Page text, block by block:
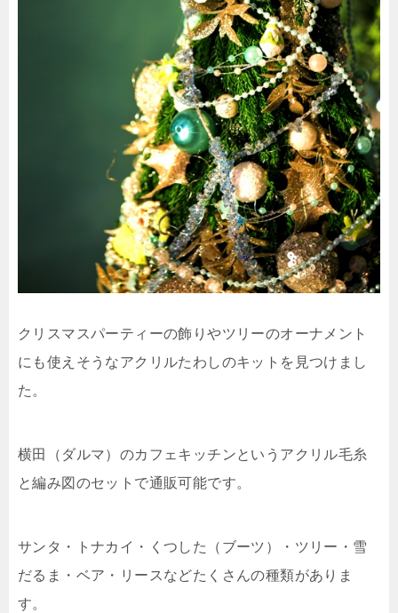
クリスマスパーティーの飾りやツリーのオーナメント
にも使えそうなアクリルたわしのキットを見つけまし
た。
横田（ダルマ）のカフェキッチンというアクリル毛糸
と編み図のセットで通販可能です。
サンタ・トナカイ・くつした（ブーツ）・ツリー・雪
だるま・ベア・リースなどたくさんの種類がありま
す。